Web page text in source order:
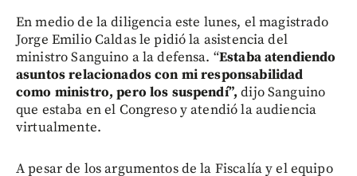
En medio de la diligencia este lunes, el magistrado
Jorge Emilio Caldas le pidió la asistencia del
ministro Sanguino a la defensa. “Estaba atendiendo
asuntos relacionados con mi responsabilidad
como ministro, pero los suspendí”,dijo Sanguino
que estaba en el Congreso y atendió la audiencia
virtualmente.
A pesar de los argumentos de la Fiscalía y el equipo